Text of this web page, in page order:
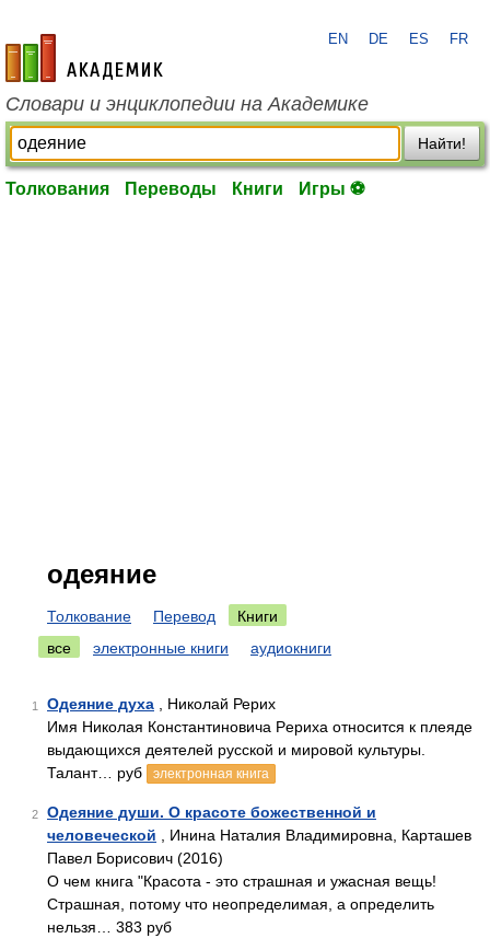
academic.ru
EN DE ES FR
Словари и энциклопедии на Академике
Найти!
Толкования Переводы Книги Игры ⚽
одеяние
Толкование Перевод
Книги
все
электронные книги аудиокниги
1 Одеяние духа , Николай Рерих
Имя Николая Константиновича Pepиха относится к плеяде
выдающихся деятелей русской и мировой культуры.
Талант… руб
электронная книга
2
Одеяние души. О красоте божественной и
человеческой , Инина Наталия Владимировна, Карташев
Павел Борисович (2016)
О чем книга "Красота - это страшная и ужасная вещь!
Страшная, потому что неопределимая, а определить
нельзя… 383 руб